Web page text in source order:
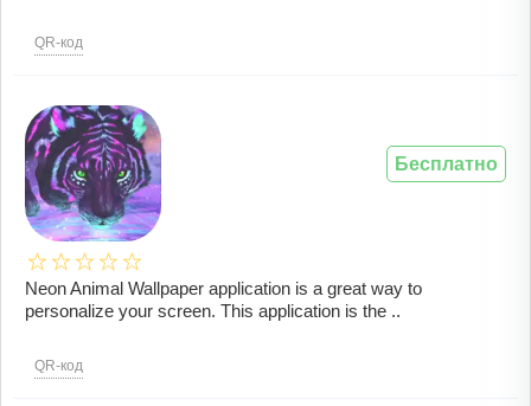
QR-код
Neon Animal Wallpaper application is a great way to
personalize your screen. This application is the ..
QR-код
Бесплатно